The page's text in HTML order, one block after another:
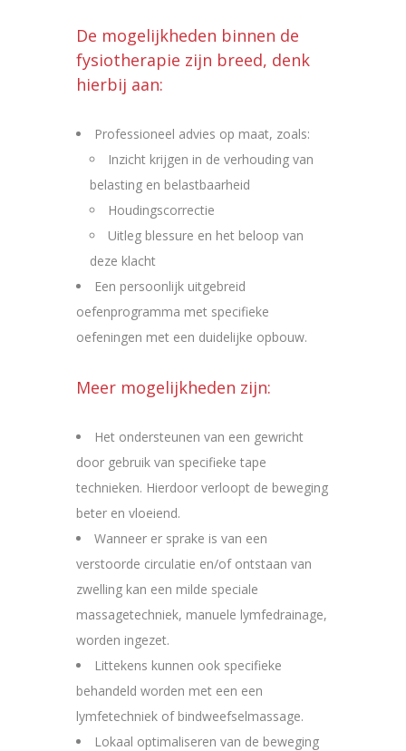
De mogelijkheden binnen de
fysiotherapie zijn breed, denk
hierbij aan:
Professioneel advies op maat, zoals:
Inzicht krijgen in de verhouding van
belasting en belastbaarheid
Houdingscorrectie
Uitleg blessure en het beloop van
deze klacht
Een persoonlijk uitgebreid
oefenprogramma met specifieke
oefeningen met een duidelijke opbouw.
Meer mogelijkheden zijn:
Het ondersteunen van een gewricht
door gebruik van specifieke tape
technieken. Hierdoor verloopt de beweging
beter en vloeiend.
Wanneer er sprake is van een
verstoorde circulatie en/of ontstaan van
zwelling kan een milde speciale
massagetechniek, manuele lymfedrainage,
worden ingezet.
Littekens kunnen ook specifieke
behandeld worden met een een
lymfetechniek of bindweefselmassage.
Lokaal optimaliseren van de beweging